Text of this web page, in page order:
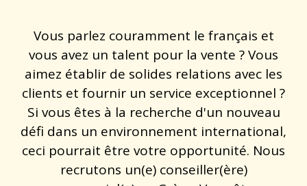
Vous parlez couramment le français et
vous avez un talent pour la vente ? Vous
aimez établir de solides relations avec les
clients et fournir un service exceptionnel ?
Si vous êtes à la recherche d'un nouveau
défi dans un environnement international,
ceci pourrait être votre opportunité. Nous
recrutons un(e) conseiller(ère)